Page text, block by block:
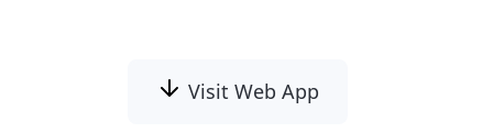
Visit Web App